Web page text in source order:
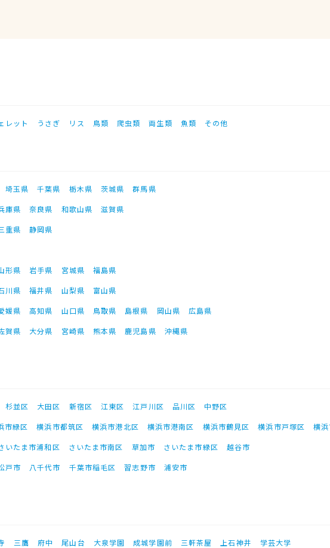
レット うさぎ リス 鳥類 爬虫類 両生類 魚類 その他
埼玉県 千葉県 栃木県 茨城県
群馬県
庫県 奈良県 和歌山県
滋賀県
重県
静岡県
形県 岩手県 宮城県
福島県
川県 福井県 山梨県
富山県
媛県 高知県 山口県 鳥取県 島根県 岡山県
広島県
賀県 大分県 宮崎県 熊本県 鹿児島県 沖縄県
杉並区 大田区 新宿区 江東区 江戸川区 品川区
中野区
市緑区 横浜市都筑区 横浜市港北区 横浜市港南区 横浜市鶴見区 横浜市戸塚区
横
いたま市浦和区 さいたま市南区 草加市 さいたま市緑区
越谷市
戸市 八千代市 千葉市稲毛区 習志野市 浦安市
三鷹 府中 尾山台 大泉学園 成城学園前 三軒茶屋 上石神井
学芸大学